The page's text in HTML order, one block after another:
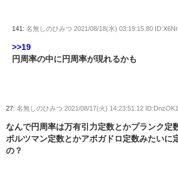
141: 名無しのひみつ 2021/08/18(水) 03:19:15.80
>>19
円周率の中に円周率が現れるかも
27: 名無しのひみつ 2021/08/17(火) 14:23:51.12
なんで円周率は万有引力定数とかプランク定
ボルツマン定数とかアボガドロ定数みたいに
の？